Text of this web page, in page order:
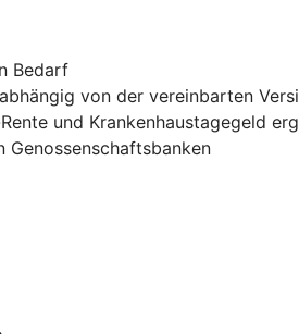
Bedarf
von der vereinbarten
und Krankenhaustagegeld